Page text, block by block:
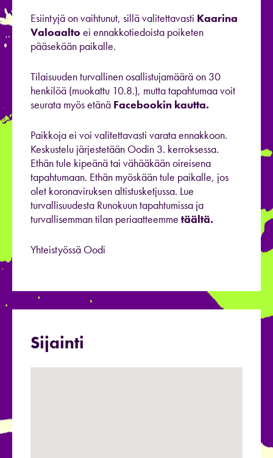
Esiintyjä on vaihtunut, sillä valitettavasti Kaarina
Valoaalto ei ennakkotiedoista poiketen
pääsekään paikalle.
Tilaisuuden turvallinen osallistujamäärä on 30
henkilöä (muokattu 10.8.), mutta tapahtumaa voit
seurata myös etänä Facebookin kautta.
Paikkoja ei voi valitettavasti varata ennakkoon.
Keskustelu järjestetään Oodin 3. kerroksessa.
Ethän tule kipeänä tai vähääkään oireisena
tapahtumaan. Ethän myöskään tule paikalle, jos
olet koronaviruksen altistusketjussa. Lue
turvallisuudesta Runokuun tapahtumissa ja
turvallisemman tilan periaatteemme täältä.
Yhteistyössä Oodi
Sijainti